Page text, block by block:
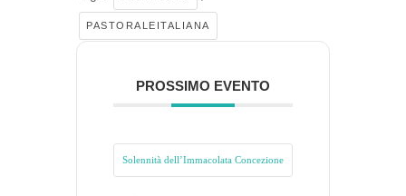
PASTORALEITALIANA
PROSSIMO EVENTO
Solennità dell’Immacolata Concezione